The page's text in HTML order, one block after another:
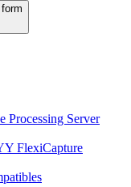
Processing Server
FlexiCapture